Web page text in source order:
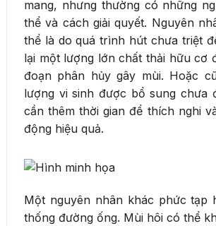
mang, nhưng thường có những
thể và cách giải quyết. Nguyên
thể là do quá trình hút chưa triệt
lại một lượng lớn chất thải hữu cơ
đoạn phân hủy gây mùi. Hoặc
lượng vi sinh được bổ sung chưa
cần thêm thời gian để thích nghi
động hiệu quả.
Một nguyên nhân khác phức tạp
thống đường ống. Mùi hôi có thể